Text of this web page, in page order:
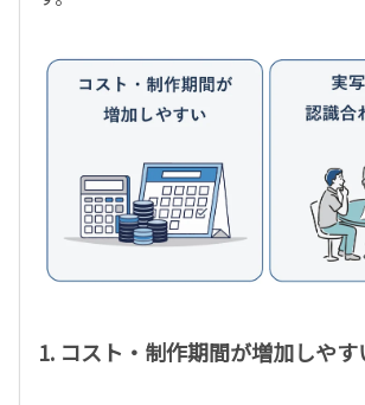
1. コスト・制作期間が増加しやす